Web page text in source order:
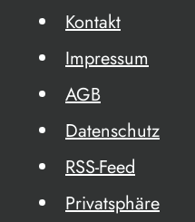
Kontakt
Impressum
AGB
Datenschutz
RSS-Feed
Privatsphäre